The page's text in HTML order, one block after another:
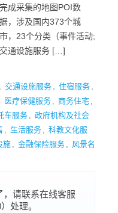
完成采集的地图POI数
据，涉及国内373个城
市，23个分类（事件活动;
交通设施服务 […]
, 交通设施服务 , 住宿服务 ,
医疗保健服务 , 商务住宅 ,
车服务, 政府机构及社会
, 生活服务 , 科教文化服
施 , 金融保险服务 , 风景名
请联系在线客服
处理。